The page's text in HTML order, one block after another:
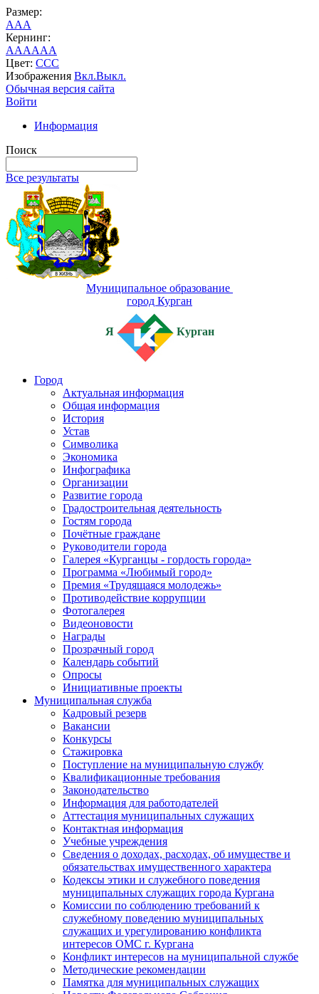
Размер:
AAA
Кернинг:
AAAAAA
Цвет: CCC
Изображения Вкл.Выкл.
Обычная версия сайта
Войти
Информация
Поиск
Все результаты
Муниципальное образование
город Курган
Я Курган
Город
Актуальная информация
Общая информация
История
Устав
Символика
Экономика
Инфографика
Организации
Развитие города
Градостроительная деятельность
Гостям города
Почётные граждане
Руководители города
Галерея «Курганцы - гордость города»
Программа «Любимый город»
Премия «Трудящаяся молодежь»
Противодействие коррупции
Фотогалерея
Видеоновости
Награды
Прозрачный город
Календарь событий
Опросы
Инициативные проекты
Муниципальная служба
Кадровый резерв
Вакансии
Конкурсы
Стажировка
Поступление на муниципальную службу
Квалификационные требования
Законодательство
Информация для работодателей
Аттестация муниципальных служащих
Контактная информация
Учебные учреждения
Сведения о доходах, расходах, об имуществе и
обязательствах имущественного характера
Кодексы этики и служебного поведения
муниципальных служащих города Кургана
Комиссии по соблюдению требований к
служебному поведению муниципальных
служащих и урегулированию конфликта
интересов ОМС г. Кургана
Конфликт интересов на муниципальной службе
Методические рекомендации
Памятка для муниципальных служащих